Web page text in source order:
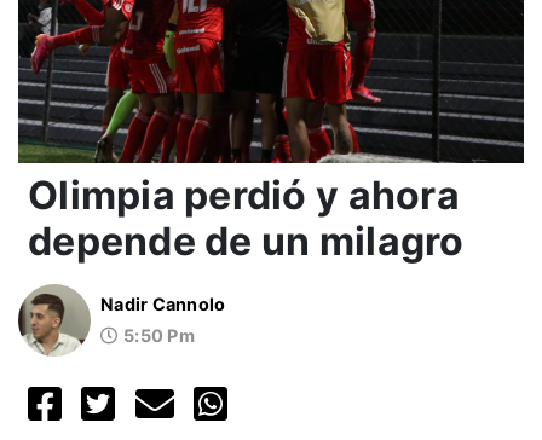
Olimpia perdió y ahora
depende de un milagro
Nadir Cannolo
5:50 Pm